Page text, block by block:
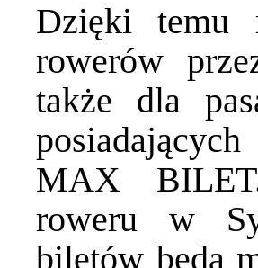
Dzięki temu
rowerów
także dla
MAX
roweru w
biletów będą